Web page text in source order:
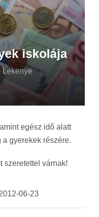
iskolája
Lekenye
egész idő alatt
gyerekek részére.
szeretettel várnak!
06-23